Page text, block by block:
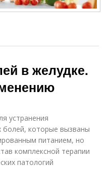
в желудке.
устранения
болей, которые вызваны
питанием, но
комплексной терапии
патологий